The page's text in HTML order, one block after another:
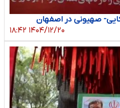
صهیونی در اصفهان
۱۴۰۴/۱۲/۲۰ ۱۸:۴۲